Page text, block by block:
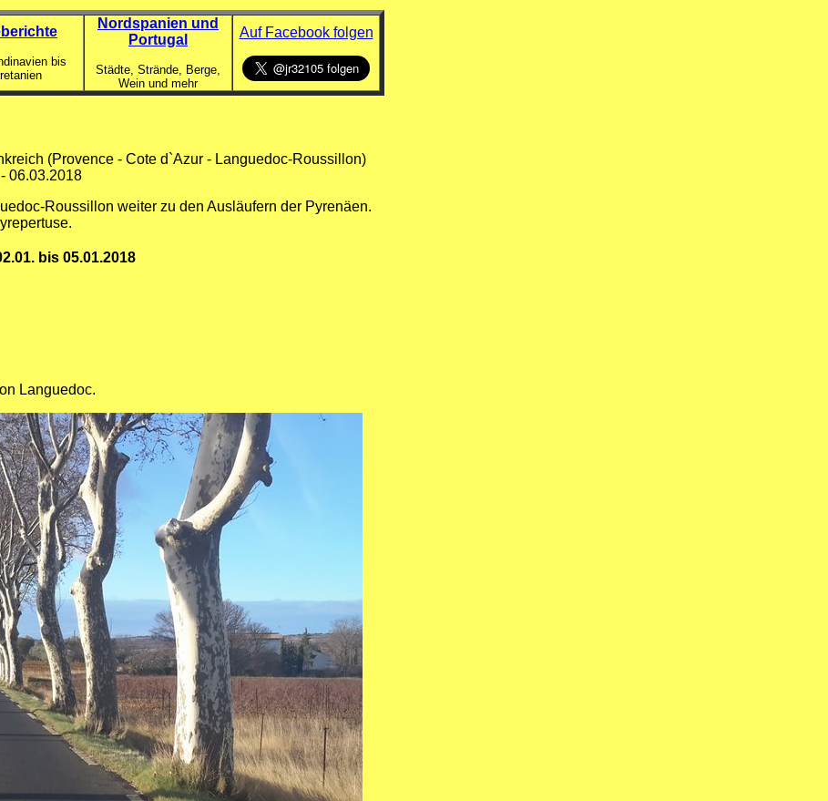
bis
Nordspanien und
Portugal
Städte, Strände, Berge,
Wein und mehr
Auf Facebook folgen
(Provence - Cote d`Azur - Languedoc-Roussillon)
06.03.2018
Roussillon weiter zu den Ausläufern der Pyrenäen.
bis 05.01.2018
Languedoc.